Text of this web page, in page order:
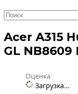
Acer A315
GL NB8609
Оценка
Загрузка...